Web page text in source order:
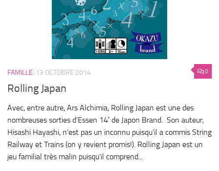
0
FAMILLE 13 OCTOBRE 2014
Rolling Japan
Avec, entre autre, Ars Alchimia, Rolling Japan est une des
nombreuses sorties d’Essen 14′ de Japon Brand. Son auteur,
Hisashi Hayashi, n’est pas un inconnu puisqu’il a commis String
Railway et Trains (on y revient promis!). Rolling Japan est un
jeu familial très malin puisqu’il comprend...